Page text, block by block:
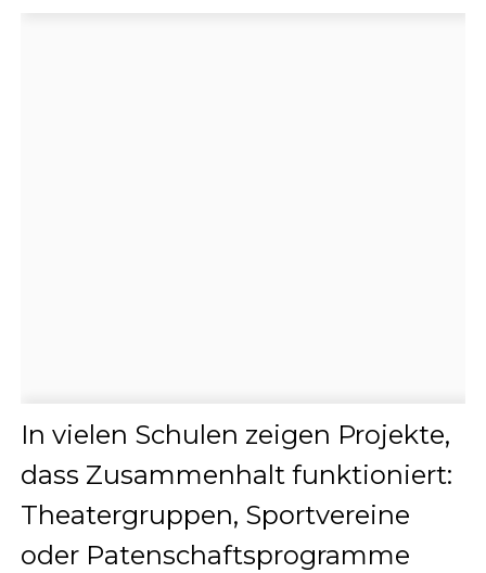
In vielen Schulen zeigen Projekte,
dass Zusammenhalt funktioniert:
Theatergruppen, Sportvereine
oder Patenschaftsprogramme